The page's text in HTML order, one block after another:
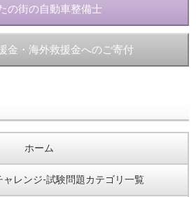
の街の自動車整備士
金・海外救援金へのご寄付
ホーム
ャレンジ-試験問題カテゴリ一覧